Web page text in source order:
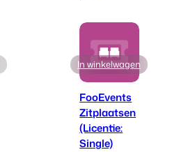
In winkelwagen
FooEvents
Zitplaatsen
(Licentie:
Single)